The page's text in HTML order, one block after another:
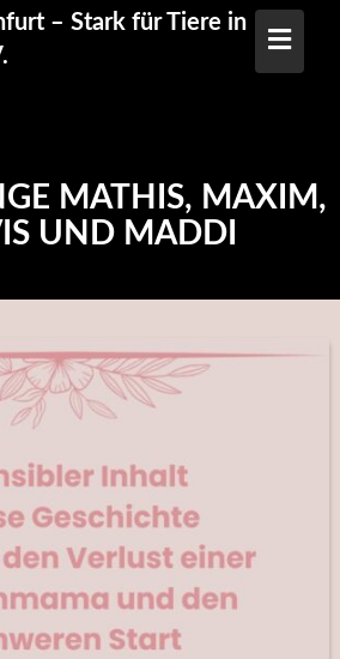
– Stark für Tiere in
MATHIS, MAXIM,
UND MADDI